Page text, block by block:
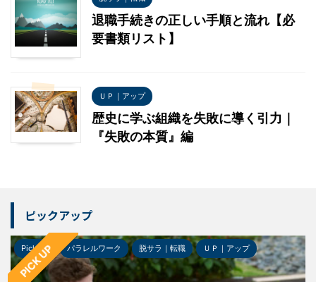
退職手続きの正しい手順と流れ【必
要書類リスト】
ＵＰ｜アップ
歴史に学ぶ組織を失敗に導く引力｜
『失敗の本質』編
ピックアップ
PICK UP
Pick-up パラレルワーク 脱サラ｜転職 ＵＰ｜アップ